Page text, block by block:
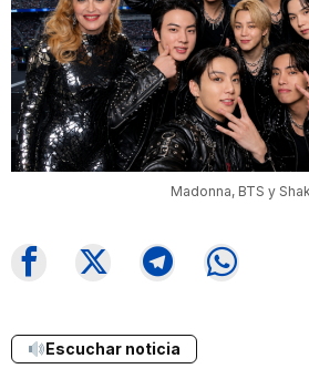
Madonna, BTS y
Escuchar noticia